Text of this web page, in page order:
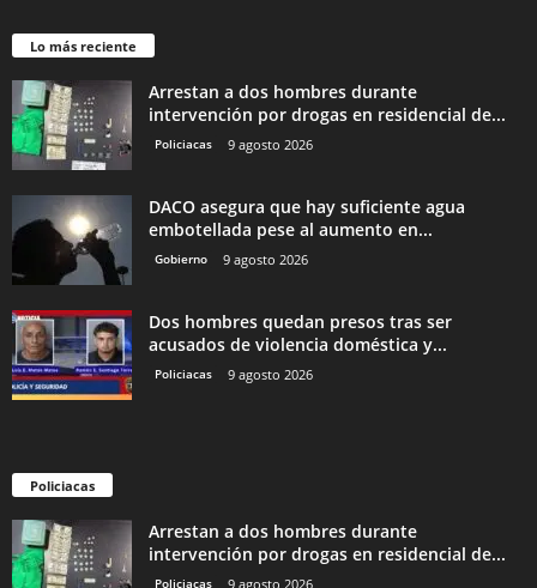
Lo más reciente
Arrestan a dos hombres durante
intervención por drogas en residencial de...
Policiacas 9 agosto 2026
DACO asegura que hay suficiente agua
embotellada pese al aumento en...
Gobierno 9 agosto 2026
Dos hombres quedan presos tras ser
acusados de violencia doméstica y...
Policiacas 9 agosto 2026
Policiacas
Arrestan a dos hombres durante
intervención por drogas en residencial de...
Policiacas 9 agosto 2026